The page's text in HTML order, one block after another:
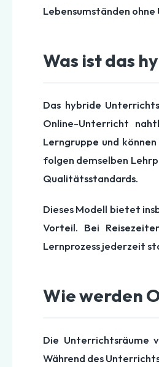
Lebensumständen
Was ist das
Das hybride
Online-Unterricht
Lerngruppe und
folgen demselben
Qualitätsstandards.
Dieses Modell bietet
Vorteil. Bei
Lernprozess jederzeit
Wie werden
Die Unterrichtsräume
Während des